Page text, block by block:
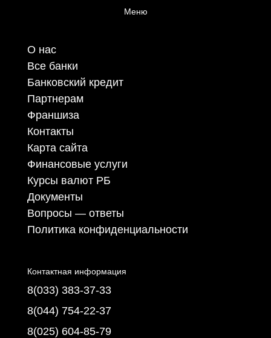
Меню
О нас
Все банки
Банковский кредит
Партнерам
Франшиза
Контакты
Карта сайта
Финансовые услуги
Курсы валют РБ
Документы
Вопросы — ответы
Политика конфиденциальности
Контактная информация
8(033) 383-37-33
8(044) 754-22-37
8(025) 604-85-79